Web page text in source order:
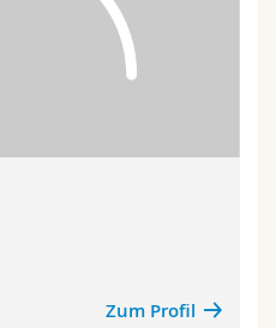
Zum Profil